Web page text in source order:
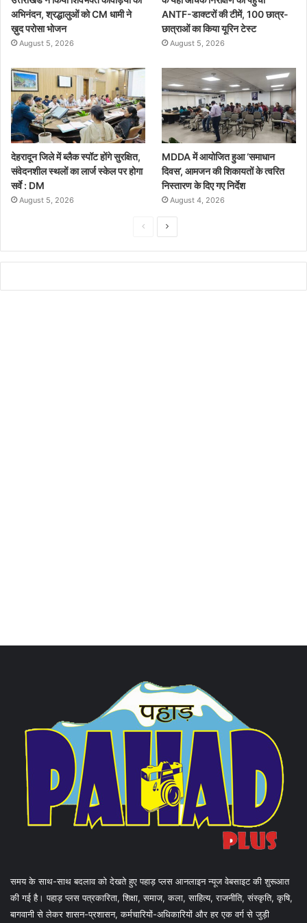
अभिनंदन, श्रद्धालुओं को CM धामी ने
ख़ुद परोसा भोजन
August 5, 2026
ANTF-डाक्टरों की टीमें, 100 छात्र-
छात्राओं का किया यूरिन टेस्ट
August 5, 2026
देहरादून जिले में ब्लैक स्पॉट होंगे सुरक्षित,
संवेदनशील स्थलों का लार्ज स्केल पर होगा
सर्वे : DM
August 5, 2026
MDDA में आयोजित हुआ ‘समाधान
दिवस’, आमजन की शिकायतों के त्वरित
निस्तारण के दिए गए निर्देश
August 4, 2026
e
x
समय के साथ-साथ बदलाव को देखते हुए पहाड़ प्लस आनलाइन न्यूज वेबसाइट की शुरूआत
की गई है। पहाड़ प्लस पत्रकारिता, शिक्षा, समाज, कला, साहित्य, राजनीति, संस्कृति, कृषि,
बागवानी से लेकर शासन-प्रशासन, कर्मचारियों-अधिकारियों और हर एक वर्ग से जुड़ी